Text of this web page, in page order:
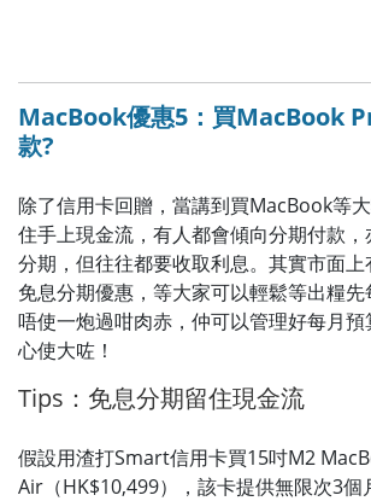
MacBook優惠5：買MacBook
款?
除了信用卡回贈，當講到買MacBook等
住手上現金流，有人都會傾向分期付款
分期，但往往都要收取利息。其實市面
免息分期優惠，等大家可以輕鬆等出糧
唔使一炮過咁肉赤，仲可以管理好每月
心使大咗！
Tips：免息分期留住現金流
假設用渣打Smart信用卡買15吋M2
Air（HK$10,499），該卡提供無限次3個